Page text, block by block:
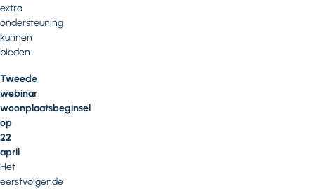
extra
ondersteuning
kunnen
bieden.
Tweede
webinar
woonplaatsbeginsel
op
22
april
Het
eerstvolgende